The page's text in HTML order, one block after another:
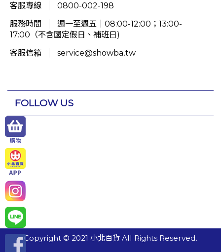
客服專線
0800-002-198
服務時間
週一至週五｜08:00-12:00；13:00-
17:00（不含國定假日、補班日)
客服信箱
service@showba.tw
FOLLOW US
Copyright © 2021 小北百貨 All Rights Reserved.